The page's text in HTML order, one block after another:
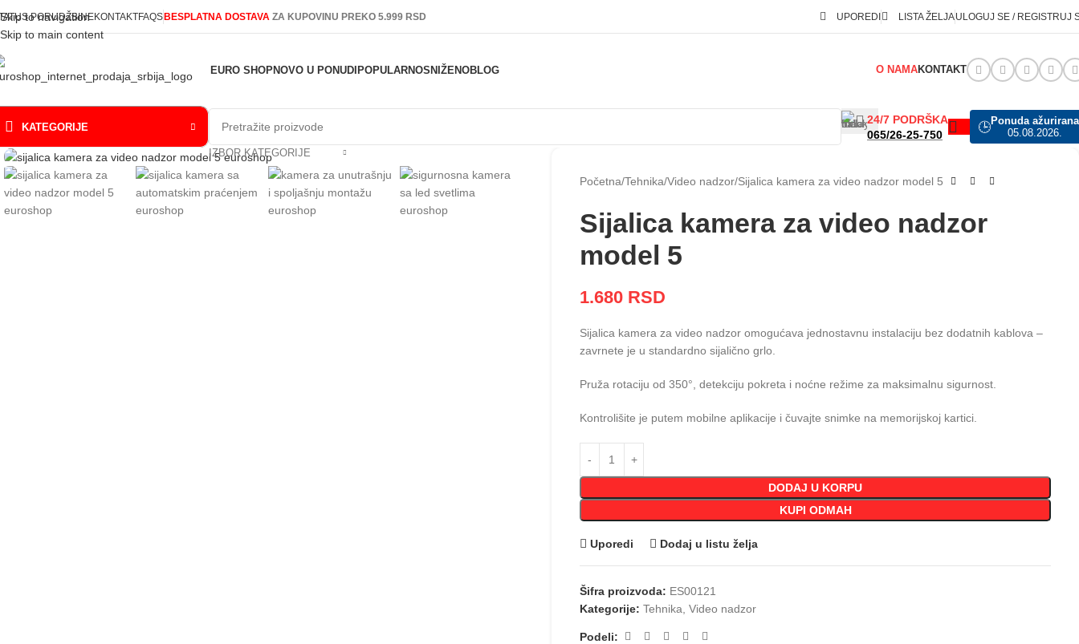
Skip to navigation
Skip to main content
PORUDŽBINEKONTAKTFAQSBESPLATNA DOSTAVA ZA KUPOVINU PREKO 5.999 RSD UPOREDI LISTA ŽELJAULOGUJ SE / REGISTRUJ
EURO SHOPNOVO U PONUDIPOPULARNOSNIŽENOBLOG O NAMAKONTAKT
KATEGORIJE
IZBOR KATEGORIJE
24/7 PODRŠKA
065/26-25-750
🕒Ponuda ažurirana
05.08.2026.
Početna Tehnika Video nadzor Sijalica kamera za video nadzor model 5
Sijalica kamera za video nadzor
model 5
1.680 RSD
Sijalica kamera za video nadzor omogućava jednostavnu instalaciju bez dodatnih kablova –
zavrnete je u standardno sijalično grlo.
Pruža rotaciju od 350°, detekciju pokreta i noćne režime za maksimalnu sigurnost.
Kontrolišite je putem mobilne aplikacije i čuvajte snimke na memorijskoj kartici.
DODAJ U KORPU
KUPI ODMAH
Uporedi Dodaj u listu želja
Šifra proizvoda: ES00121
Kategorije: Tehnika Video nadzor
Podeli: